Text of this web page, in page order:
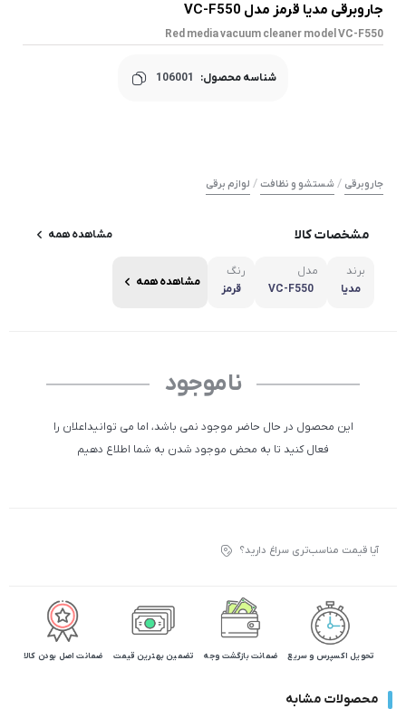
جاروبرقی مدیا قرمز مدل VC-F550
Red media vacuum cleaner model VC-F550
شناسه محصول: 106001
جاروبرقی / شستشو و نظافت / لوازم برقی
مشخصات کالا مشاهده همه
برند
مدیا
مدل
VC-F550
رنگ
قرمز
مشاهده همه
ناموجود
این محصول در حال حاضر موجود نمی باشد، اما می توانیداعلان را
فعال کنید تا به محض موجود شدن به شما اطلاع دهیم
آیا قیمت مناسب‌تری سراغ دارید؟
تحویل اکسپرس و سریع ضمانت بازگشت وجه تضمین بهترین قیمت ضمانت اصل بودن کالا
محصولات مشابه